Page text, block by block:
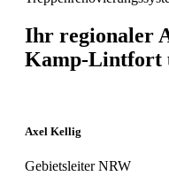
Ihr regionaler
Kamp-Lintfort
Axel Kellig
Gebietsleiter NRW